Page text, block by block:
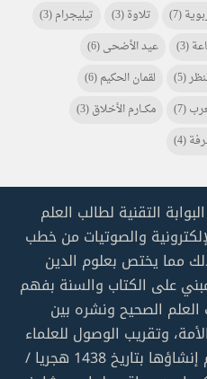
(7) تلاوة(3) تيليجرام(3)
(3) عيد الأضحى(6)
(5) لقمان الحكيم(6)
(7) مكـــارم الأخلاق(3)
(4)
التقنية لطالب العلم
والصوتيات من خطب
مما يختص بعلوم الدين
على الكتاب والسنة بفهم
الصحيح ونشره بين
وتقريب الوصول للعلماء
والمشايخ والتلقي منهم. تم إنشاؤها بتاريخ 1438 هجريا /